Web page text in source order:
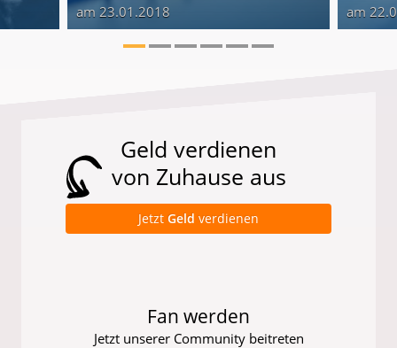
am 23.01.2018 am
Geld verdienen
von Zuhause aus
Jetzt Geld verdienen
Fan werden
Jetzt unserer Community beitreten